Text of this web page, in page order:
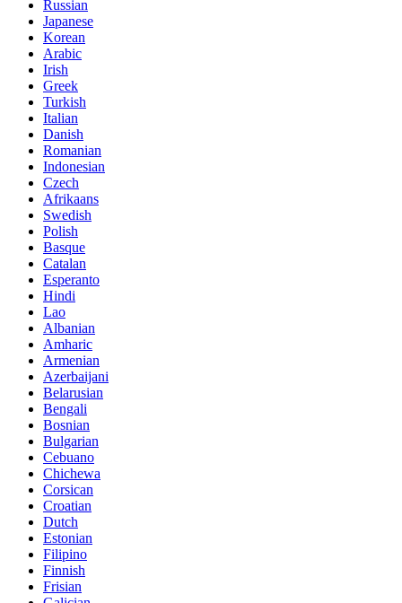
Russian
Japanese
Korean
Arabic
Irish
Greek
Turkish
Italian
Danish
Romanian
Indonesian
Czech
Afrikaans
Swedish
Polish
Basque
Catalan
Esperanto
Hindi
Lao
Albanian
Amharic
Armenian
Azerbaijani
Belarusian
Bengali
Bosnian
Bulgarian
Cebuano
Chichewa
Corsican
Croatian
Dutch
Estonian
Filipino
Finnish
Frisian